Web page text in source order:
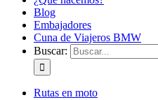
Blog
Embajadores
Cuna de Viajeros BMW
Buscar:
Rutas en moto